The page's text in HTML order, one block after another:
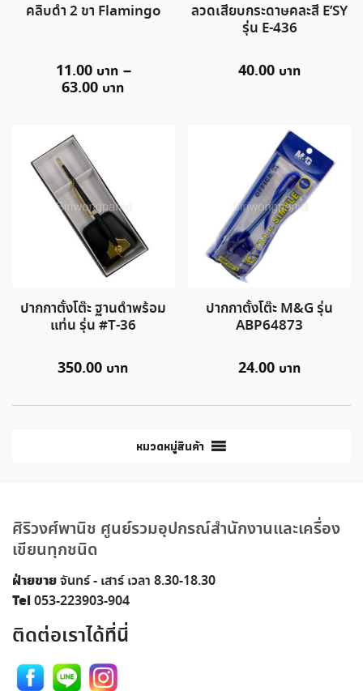
คลิบดำ 2 ขา Flamingo
11.00
–
63.00
ลวดเสียบกระดาษคละสี E’SY
รุ่น E-436
40.00
ปากกาตั้งโต๊ะ ฐานดำพร้อม
แท่น รุ่น #T-36
350.00
ปากกาตั้งโต๊ะ M&G รุ่น
ABP64873
24.00
หมวดหมู่สินค้า
ศิริวงศ์พานิช ศูนย์รวมอุปกรณ์สำนักงานและเครื่อง
เขียนทุกชนิด
ฝ่ายขายจันทร์ - เสาร์ เวลา 8.30-18.30
Tel053-223903-904
ติดต่อเราได้ที่นี่